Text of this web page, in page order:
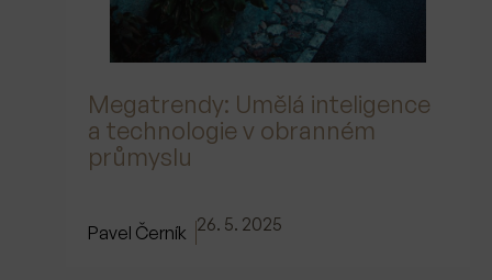
Megatrendy: Umělá inteligence
a technologie v obranném
průmyslu
Pavel Černík 26. 5. 2025